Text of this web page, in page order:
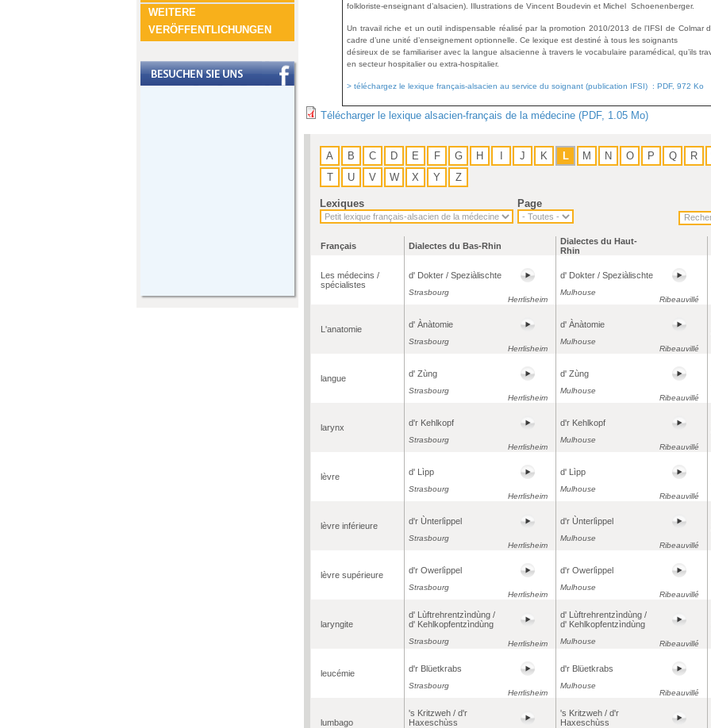
WEITERE
VERÖFFENTLICHUNGEN
folkloriste-enseignant d’alsacien). Illustrations de Vincent Boudevin et Michel Schoenenberger.
Un travail riche et un outil indispensable réalisé par la promotion 2010/2013 de l’IFSI de Colmar
cadre d’une unité d’enseignement optionnelle. Ce lexique est destiné à tous les soignants
désireux de se familiariser avec la langue alsacienne à travers le vocabulaire paramédical, qu’ils
en secteur hospitalier ou extra-hospitalier.
> téléchargez le lexique français-alsacien au service du soignant (publication IFSI) : PDF, 972 Ko
Télécharger le lexique alsacien-français de la médecine (PDF, 1.05 Mo)
A B C D E F G H J K L M N O P Q R
T
U V W X Y Z
Lexiques Page
Français Dialectes du Bas-Rhin
Dialectes du Haut-
Rhin
Les médecins /
spécialistes
d' Dokter / Speziàlischte
Strasbourg
Herrlisheim
d' Dokter / Speziàlischte
Mulhouse
Ribeauvillé
L'anatomie d' Ànàtomie
Strasbourg
Herrlisheim
d' Ànàtomie
Mulhouse
Ribeauvillé
langue d' Zùng
Strasbourg
Herrlisheim
d' Zùng
Mulhouse
Ribeauvillé
larynx d'r Kehlkopf
Strasbourg
Herrlisheim
d'r Kehlkopf
Mulhouse
Ribeauvillé
lèvre d' Lìpp
Strasbourg
Herrlisheim
d' Lìpp
Mulhouse
Ribeauvillé
lèvre inférieure d'r Ùnterlìppel
Strasbourg
Herrlisheim
d'r Ùnterlìppel
Mulhouse
Ribeauvillé
lèvre supérieure d'r Owerlìppel
Strasbourg
Herrlisheim
d'r Owerlìppel
Mulhouse
Ribeauvillé
laryngite
d' Lùftrehrentzìndùng /
d' Kehlkopfentzìndùng
Strasbourg Herrlisheim
d' Lùftrehrentzìndùng /
d' Kehlkopfentzìndùng
Mulhouse Ribeauvillé
leucémie d'r Blüetkrabs
Strasbourg
Herrlisheim
d'r Blüetkrabs
Mulhouse
Ribeauvillé
lumbago
's Kritzweh / d'r
Haxeschùss
's Kritzweh / d'r
Haxeschùss